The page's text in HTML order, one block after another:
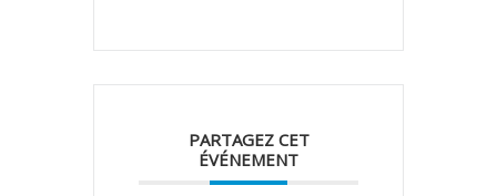
PARTAGEZ CET
ÉVÉNEMENT